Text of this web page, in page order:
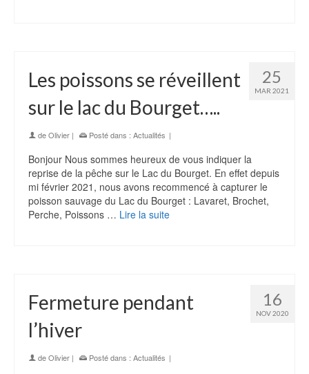
25
MAR 2021
Les poissons se réveillent
sur le lac du Bourget…..
deOlivier | Posté dans : Actualités |
Bonjour Nous sommes heureux de vous indiquer la
reprise de la pêche sur le Lac du Bourget. En effet depuis
mi février 2021, nous avons recommencé à capturer le
poisson sauvage du Lac du Bourget : Lavaret, Brochet,
Perche, Poissons … Lire la suite
16
NOV 2020
Fermeture pendant
l’hiver
deOlivier | Posté dans : Actualités |